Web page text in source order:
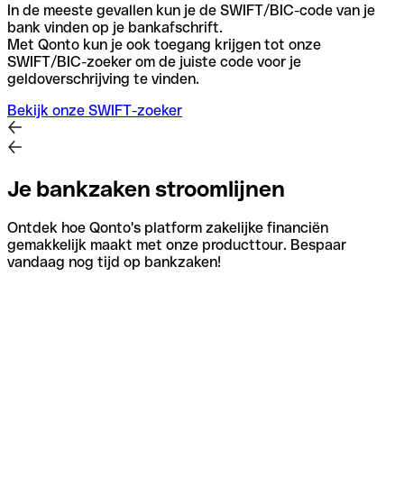
In de meeste gevallen kun je de SWIFT/BIC-code van je
bank vinden op je bankafschrift.
Met Qonto kun je ook toegang krijgen tot onze
SWIFT/BIC-zoeker om de juiste code voor je
geldoverschrijving te vinden.
Bekijk onze SWIFT-zoeker
Je bankzaken stroomlijnen
Ontdek hoe Qonto's platform zakelijke financiën
gemakkelijk maakt met onze producttour. Bespaar
vandaag nog tijd op bankzaken!